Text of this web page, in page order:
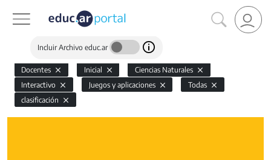
Incluir Archivo educ.ar
Docentes Inicial
Ciencias Naturales
Interactivo
Juegos y aplicaciones
Todas
clasificación